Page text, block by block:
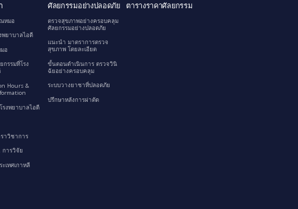
หมอ
พยาบาลไอดี
อ
กรรมที่โรง
Hours &
รงพยาบาลไอดี
าวิชาการ
ารวิจัย
เทศเกาหลี
ศัลยกรรมอย่างปลอดภัย
ตรวจสุขภาพอย่างครอบคลุม
ศัลยกรรมอย่างปลอดภัย
แนะนำ มาตราการตรวจ
สุขภาพ โดยละเอียด
ขั้นตอนดำเนินการ ตรวจวินิ
ฉัยอย่างครอบคลุม
ระบบวางยาชาที่ปลอดภัย
ปรึกษาหลังการผ่าตัด
ตารางราคาศัลยกรรม